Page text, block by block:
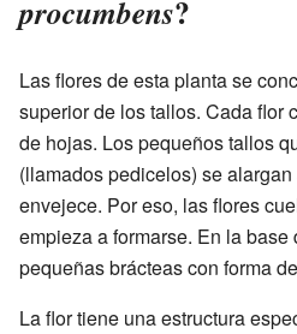
procumbens?
Las flores de esta planta se
superior de los tallos. Cada flor
de hojas. Los pequeños tallos
(llamados pedicelos) se
envejece. Por eso, las flores
empieza a formarse. En la base
pequeñas brácteas con forma
La flor tiene una estructura